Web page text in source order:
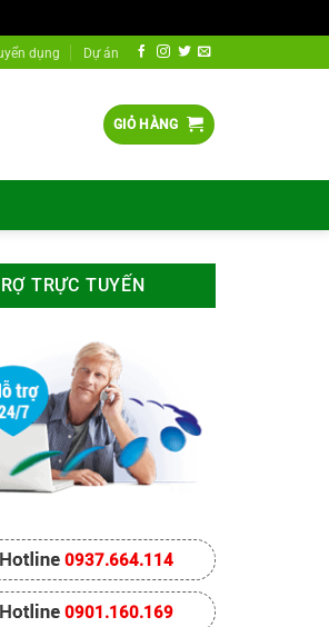
dụng Dự án
GIỎ HÀNG
TRỰC TUYẾN
0937.664.114
0901.160.169